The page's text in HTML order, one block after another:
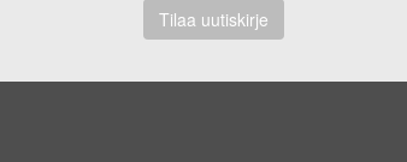
Tilaa uutiskirje